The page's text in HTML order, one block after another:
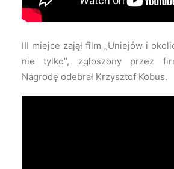
III miejce zajął film „Uniejów i
nie tylko”, zgłoszony przez
Nagrodę odebrał Krzysztof Kobus.